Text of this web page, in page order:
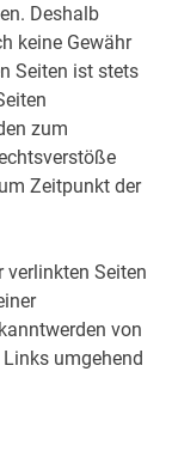
Deshalb
keine Gewähr
Seiten ist stets
zum
Zeitpunkt der
verlinkten Seiten
von
umgehend